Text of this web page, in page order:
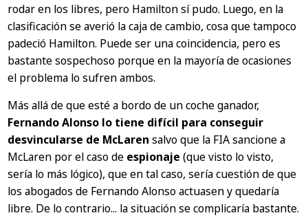
rodar en los libres, pero Hamilton sí pudo. Luego, en la
clasificación se averió la caja de cambio, cosa que tampoco
padeció Hamilton. Puede ser una coincidencia, pero es
bastante sospechoso porque en la mayoría de ocasiones
el problema lo sufren ambos.
Más allá de que esté a bordo de un coche ganador,
Fernando Alonso lo tiene difícil para conseguir
desvincularse de McLaren salvo que la FIA sancione a
McLaren por el caso de espionaje (que visto lo visto,
sería lo más lógico), que en tal caso, sería cuestión de que
los abogados de Fernando Alonso actuasen y quedaría
libre. De lo contrario... la situación se complicaría bastante.